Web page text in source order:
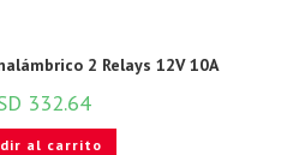
2 Relays 12V 10A
332.64
al carrito